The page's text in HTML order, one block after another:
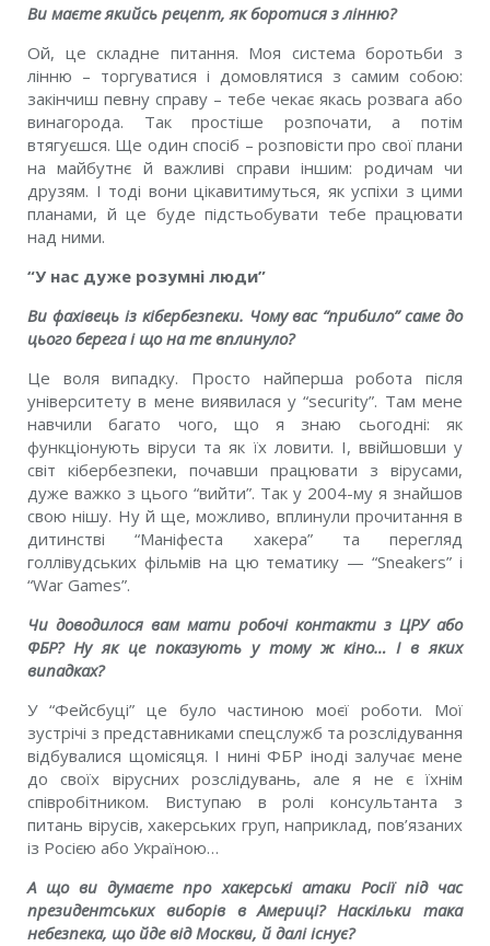
Ви маєте якийсь рецепт, як боротися з лiнню?
Ой, це складне питання. Моя система боротьби з
лiнню – торгуватися i домовлятися з самим собою:
закiнчиш певну справу – тебе чекає якась розвага або
винагорода. Так простiше розпочати, а потiм
втягуєшся. Ще один спосiб – розповiсти про свої плани
на майбутнє й важливi справи iншим: родичам чи
друзям. I тодi вони цiкавитимуться, як успiхи з цими
планами, й це буде пiдстьобувати тебе працювати
над ними.
“У нас дуже розумнi люди”
Ви фахiвець iз кiбербезпеки. Чому вас “прибило” саме до
цього берега i що на те вплинуло?
Це воля випадку. Просто найперша робота пiсля
унiверситету в мене виявилася у “security”. Там мене
навчили багато чого, що я знаю сьогоднi: як
функцiонують вiруси та як їх ловити. I, ввiйшовши у
свiт кiбербезпеки, почавши працювати з вiрусами,
дуже важко з цього “вийти”. Так у 2004-му я знайшов
свою нiшу. Ну й ще, можливо, вплинули прочитання в
дитинствi “Манiфеста хакера” та перегляд
голлiвудських фiльмiв на цю тематику — “Sneakers” i
“War Games”.
Чи доводилося вам мати робочi контакти з ЦРУ або
ФБР? Ну як це показують у тому ж кiно… I в яких
випадках?
У “Фейсбуцi” це було частиною моєї роботи. Мої
зустрiчi з представниками спецслужб та розслiдування
вiдбувалися щомiсяця. I нинi ФБР iнодi залучає мене
до своїх вiрусних розслiдувань, але я не є їхнiм
спiвробiтником. Виступаю в ролi консультанта з
питань вiрусiв, хакерських груп, наприклад, пов’язаних
iз Росiєю або Україною…
А що ви думаєте про хакерськi атаки Росiї пiд час
президентських виборiв в Америцi? Наскільки така
небезпека, що йде вiд Москви, й далi існує?